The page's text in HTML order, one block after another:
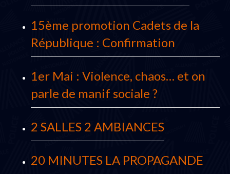
15ème promotion Cadets de la
République : Confirmation
1er Mai : Violence, chaos… et on
parle de manif sociale ?
2 SALLES 2 AMBIANCES
20 MINUTES LA PROPAGANDE